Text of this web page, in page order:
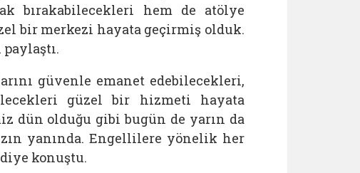
bırakabilecekleri hem de atölye
bir merkezi hayata geçirmiş olduk.
güvenle emanet edebilecekleri,
güzel bir hizmeti hayata
dün olduğu gibi bugün de yarın da
yanında. Engellilere yönelik her
konuştu.